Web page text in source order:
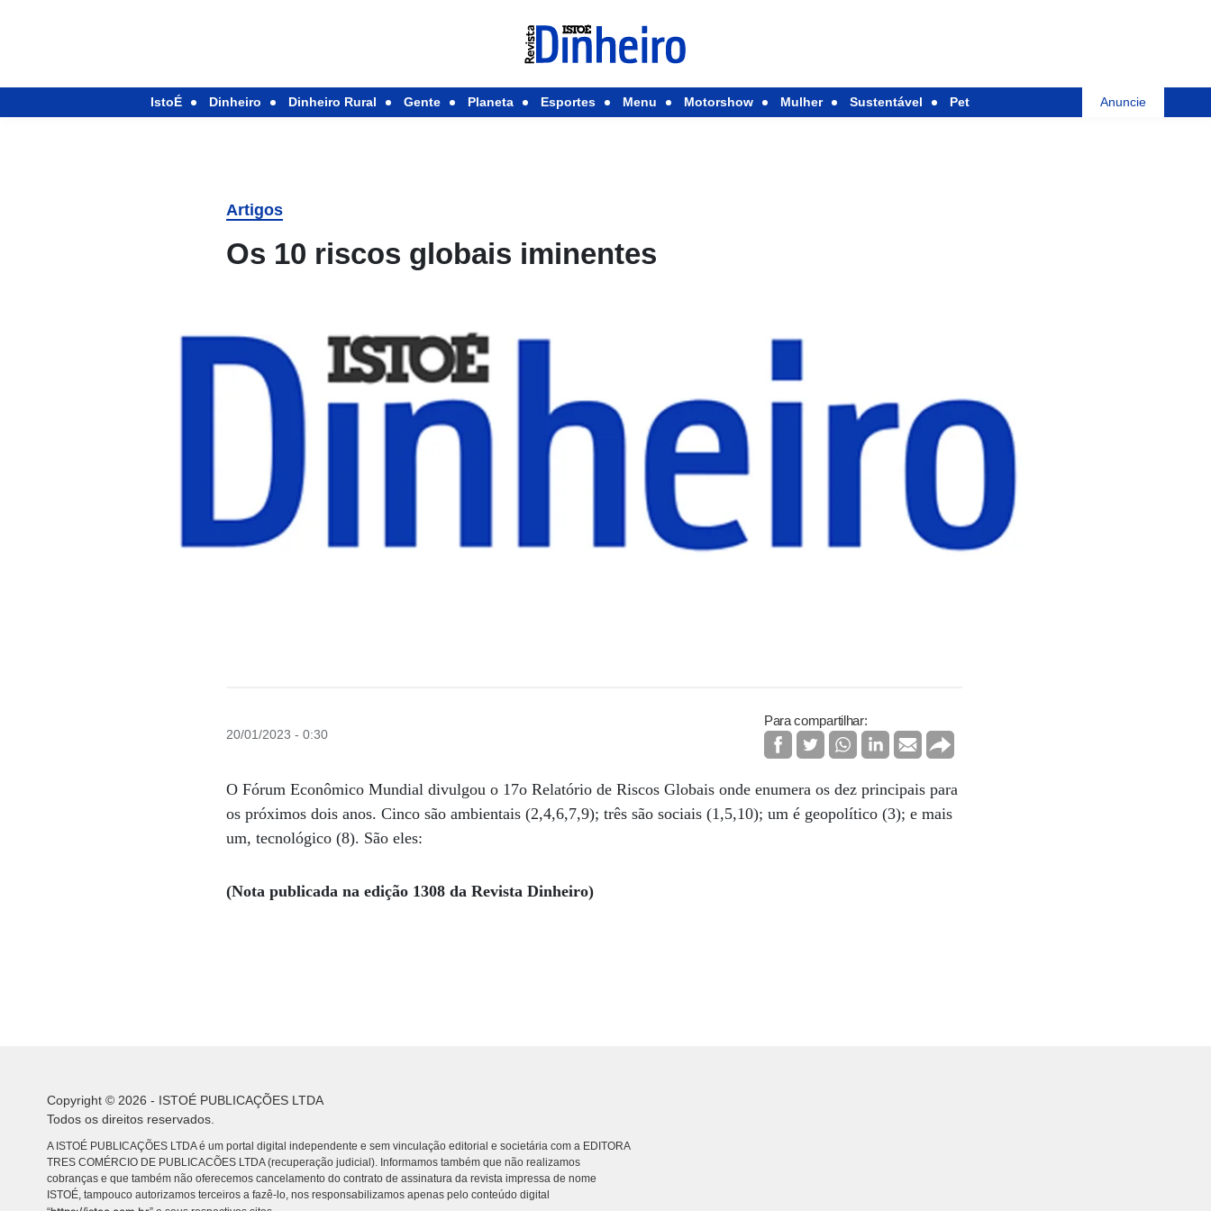
IstoÉ Dinheiro Dinheiro Rural Gente Planeta Esportes Menu Motorshow Mulher Sustentável Pet Anuncie
Artigos
Os 10 riscos globais iminentes
20/01/2023 - 0:30
Para compartilhar:
O Fórum Econômico Mundial divulgou o 17o Relatório de Riscos Globais onde enumera os dez principais para
os próximos dois anos. Cinco são ambientais (2,4,6,7,9); três são sociais (1,5,10); um é geopolítico (3); e mais
um, tecnológico (8). São eles:
(Nota publicada na edição 1308 da Revista Dinheiro)
Copyright © 2026 - ISTOÉ PUBLICAÇÕES LTDA
Todos os direitos reservados.
A ISTOÉ PUBLICAÇÕES LTDA é um portal digital independente e sem vinculação editorial e societária com a EDITORA
TRES COMÉRCIO DE PUBLICACÕES LTDA (recuperação judicial). Informamos também que não realizamos
cobranças e que também não oferecemos cancelamento do contrato de assinatura da revista impressa de nome
ISTOÉ, tampouco autorizamos terceiros a fazê-lo, nos responsabilizamos apenas pelo conteúdo digital